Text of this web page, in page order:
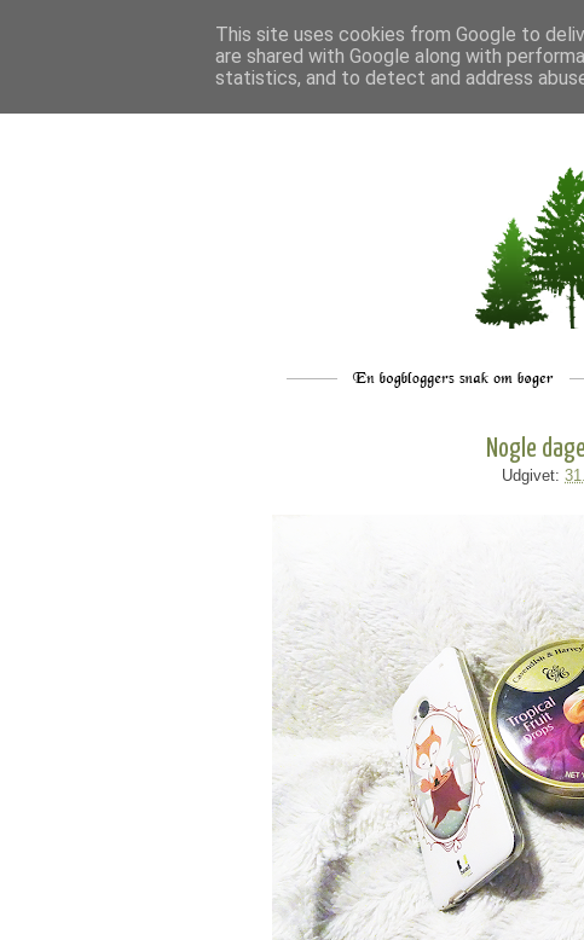
Nogle
Udgivet:
This site uses cookies from Google to
are shared with Google along with
statistics, and to detect and address